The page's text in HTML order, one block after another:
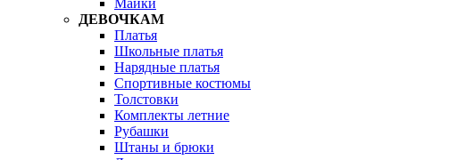
Майки
ДЕВОЧКАМ
Платья
Школьные платья
Нарядные платья
Спортивные костюмы
Толстовки
Комплекты летние
Рубашки
Штаны и брюки